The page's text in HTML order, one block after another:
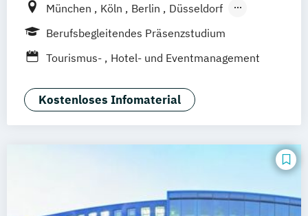
München Köln Berlin
Düsseldorf
Frankfurt
Hamburg Idstein
Wiesbaden
Hannover Dortmund Erfurt Stuttgart
Braunschweig
Berufsbegleitendes Präsenzstudium
Tourismus-
Hotel- und Eventmanagement
Kostenloses Infomaterial